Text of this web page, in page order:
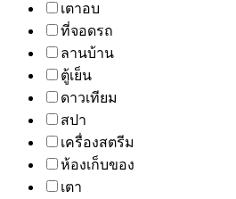
เตาอบ
ที่จอดรถ
ลานบ้าน
ตู้เย็น
ดาวเทียม
สปา
เครื่องสตรีม
ห้องเก็บของ
เตา